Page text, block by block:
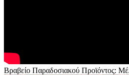
Βραβείο Παραδοσιακού Προϊόντος: